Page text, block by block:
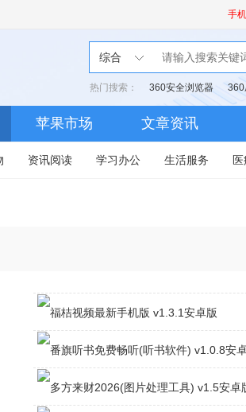
手
综合
热门搜索： 360安全浏览器 360
苹果市场 文章资讯
资讯阅读 学习办公 生活服务
福桔视频最新手机版v1.3.1安卓版
番旗听书免费畅听(听书软件)v1.0.8安卓版